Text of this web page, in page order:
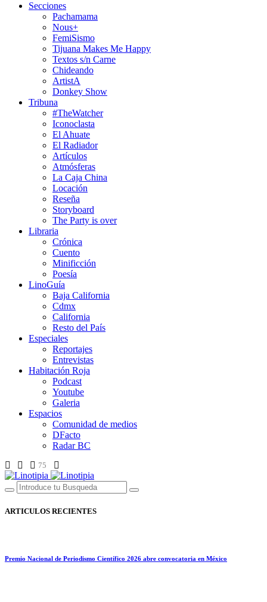
Secciones
Pachamama
Nous+
FemiSismo
Tijuana Makes Me Happy
Textos s/n Carne
Chideando
ArtistA
Donkey Show
Tribuna
#TheWatcher
Iconoclasta
El Ahuate
El Radiador
Artículos
Atmósferas
La Caja China
Locación
Reseña
Storyboard
The Party is over
Libraria
Crónica
Cuento
Minificción
Poesía
LinoGuía
Baja California
Cdmx
California
Resto del País
Especiales
Reportajes
Entrevistas
Habitación Roja
Podcast
Youtube
Galeria
Espacios
Comunidad de medios
DFacto
Radar BC
75
ARTICULOS RECIENTES
Premio Nacional de Periodismo Científico 2026 abre convocatoria en México